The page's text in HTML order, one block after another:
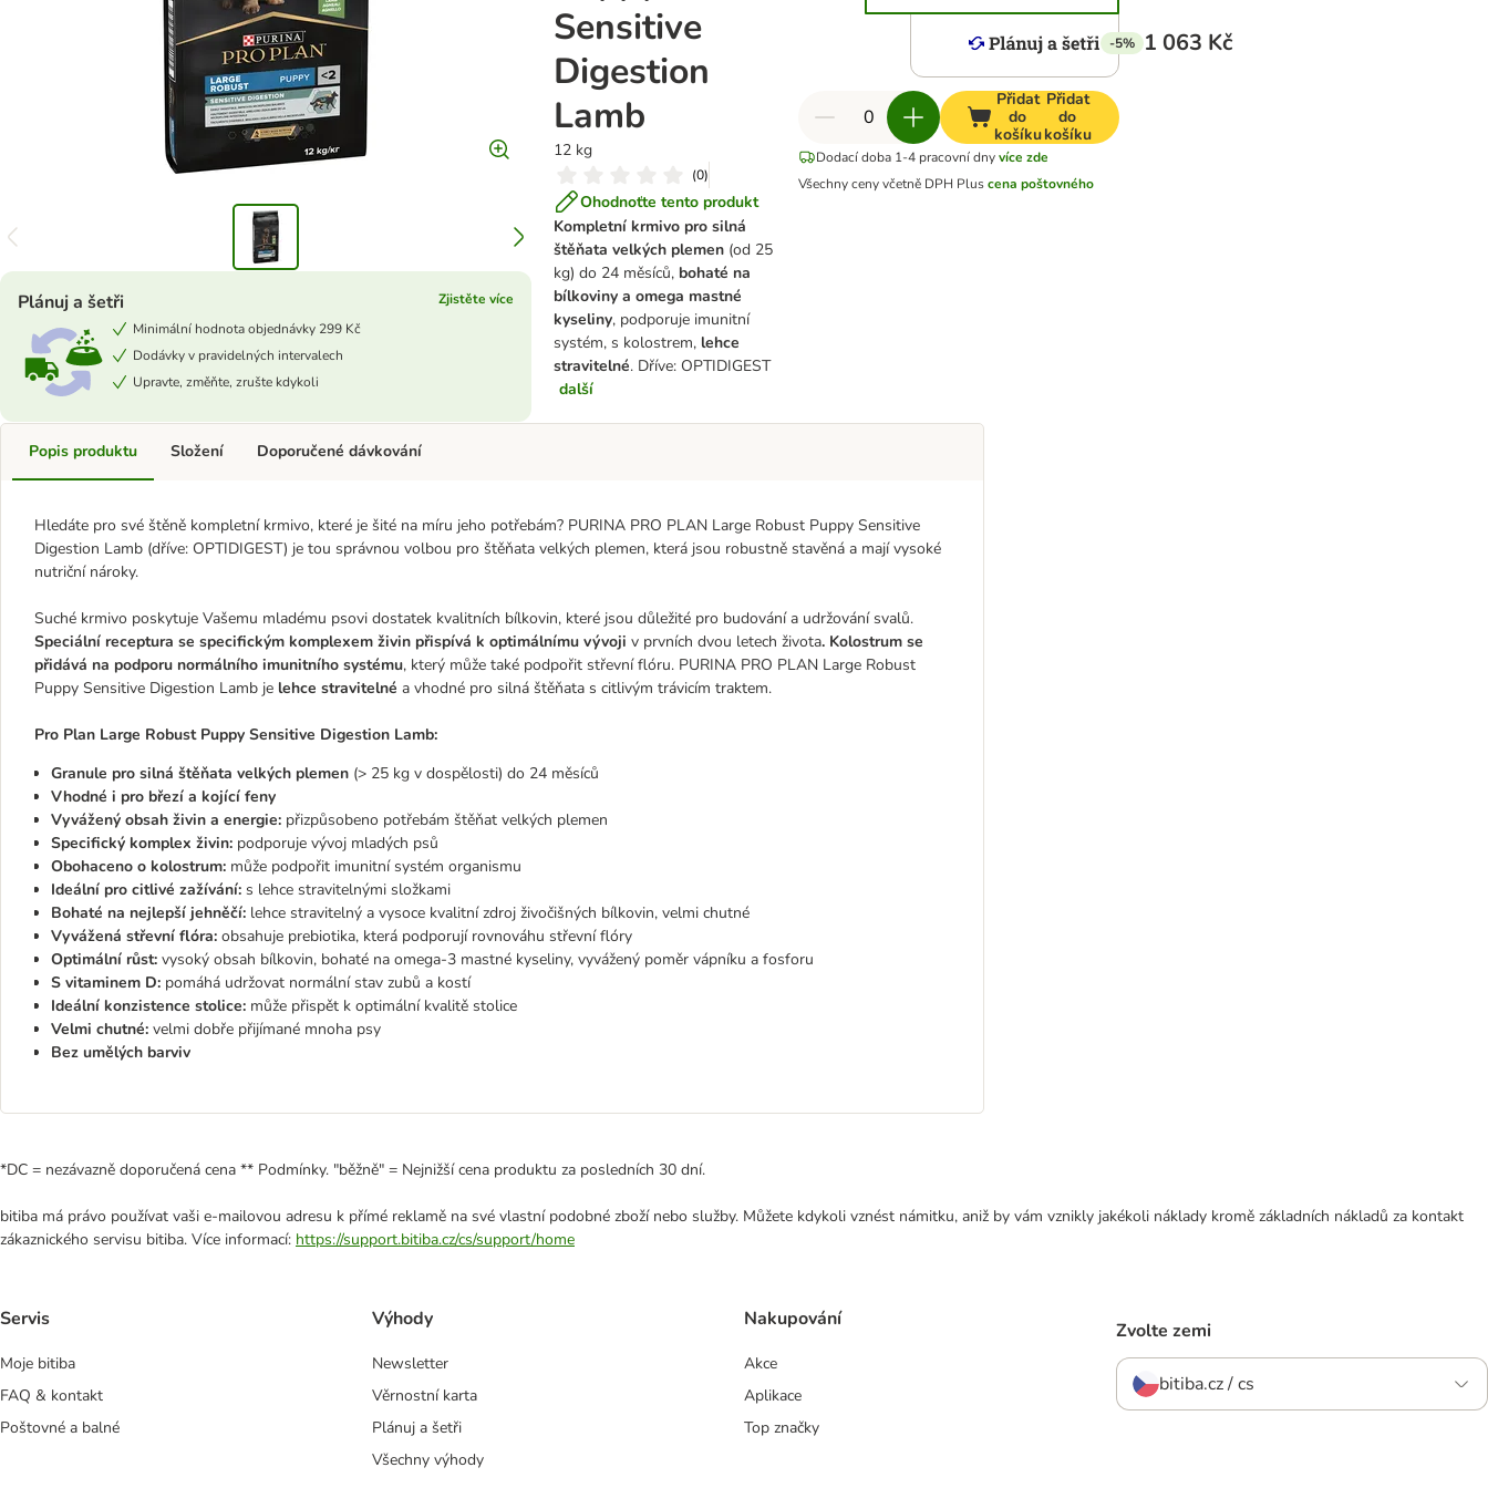
Sensitive
Digestion
Lamb
12 kg
(0)
Ohodnoťte tento produkt
Kompletní krmivo pro silná
štěňata velkých plemen (od 25
kg) do 24 měsíců, bohaté na
bílkoviny a omega mastné
kyseliny, podporuje imunitní
systém, s kolostrem, lehce
stravitelné. Dříve: OPTIDIGEST
další
Plánuj a šetři
Zjistěte více
Minimální hodnota objednávky 299 Kč
Dodávky v pravidelných intervalech
Upravte, změňte, zrušte kdykoli
-5% 1 063 Kč
Přidat
do
košíku
Přidat
do
košíku
Dodací doba 1-4 pracovní dny více zde
Všechny ceny včetně DPH Pluscena poštovného
Popis produktu
Hledáte pro své štěně kompletní krmivo, které je šité na míru jeho potřebám? PURINA PRO PLAN Large Robust Puppy Sensitive
Digestion Lamb (dříve: OPTIDIGEST) je tou správnou volbou pro štěňata velkých plemen, která jsou robustně stavěná a mají vysoké
nutriční nároky.
Suché krmivo poskytuje Vašemu mladému psovi dostatek kvalitních bílkovin, které jsou důležité pro budování a udržování svalů.
Speciální receptura se specifickým komplexem živin přispívá k optimálnímu vývoji v prvních dvou letech života. Kolostrum se
přidává na podporu normálního imunitního systému, který může také podpořit střevní flóru. PURINA PRO PLAN Large Robust
Puppy Sensitive Digestion Lamb je lehce stravitelné a vhodné pro silná štěňata s citlivým trávicím traktem.
Pro Plan Large Robust Puppy Sensitive Digestion Lamb:
Granule pro silná štěňata velkých plemen (> 25 kg v dospělosti) do 24 měsíců
Vhodné i pro březí a kojící feny
Vyvážený obsah živin a energie: přizpůsobeno potřebám štěňat velkých plemen
Specifický komplex živin: podporuje vývoj mladých psů
Obohaceno o kolostrum: může podpořit imunitní systém organismu
Ideální pro citlivé zažívání: s lehce stravitelnými složkami
Bohaté na nejlepší jehněčí: lehce stravitelný a vysoce kvalitní zdroj živočišných bílkovin, velmi chutné
Vyvážená střevní flóra: obsahuje prebiotika, která podporují rovnováhu střevní flóry
Optimální růst: vysoký obsah bílkovin, bohaté na omega-3 mastné kyseliny, vyvážený poměr vápníku a fosforu
S vitaminem D: pomáhá udržovat normální stav zubů a kostí
Ideální konzistence stolice: může přispět k optimální kvalitě stolice
Velmi chutné: velmi dobře přijímané mnoha psy
Bez umělých barviv
Složení Doporučené dávkování
*DC = nezávazně doporučená cena ** Podmínky. "běžně" = Nejnižší cena produktu za posledních 30 dní.
bitiba má právo používat vaši e-mailovou adresu k přímé reklamě na své vlastní podobné zboží nebo služby. Můžete kdykoli vznést námitku, aniž by vám vznikly jakékoli náklady kromě základních nákladů za kontakt
zákaznického servisu bitiba. Více informací: https://support.bitiba.cz/cs/support/home
Servis
Moje bitiba
FAQ & kontakt
Poštovné a balné
Výhody
Newsletter
Věrnostní karta
Plánuj a šetři
Všechny výhody
Nakupování
Akce
Aplikace
Top značky
Zvolte zemi
bitiba.cz / cs